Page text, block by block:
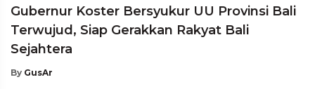
Gubernur Koster Bersyukur UU Provinsi Bali
Terwujud, Siap Gerakkan Rakyat Bali
Sejahtera
By GusAr